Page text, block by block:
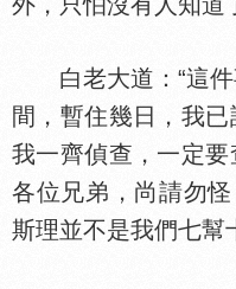
白老大道：“這件
間，暫住幾日，我
我一齊偵查，一定要
各位兄弟，尚請勿
斯理並不是我們七幫